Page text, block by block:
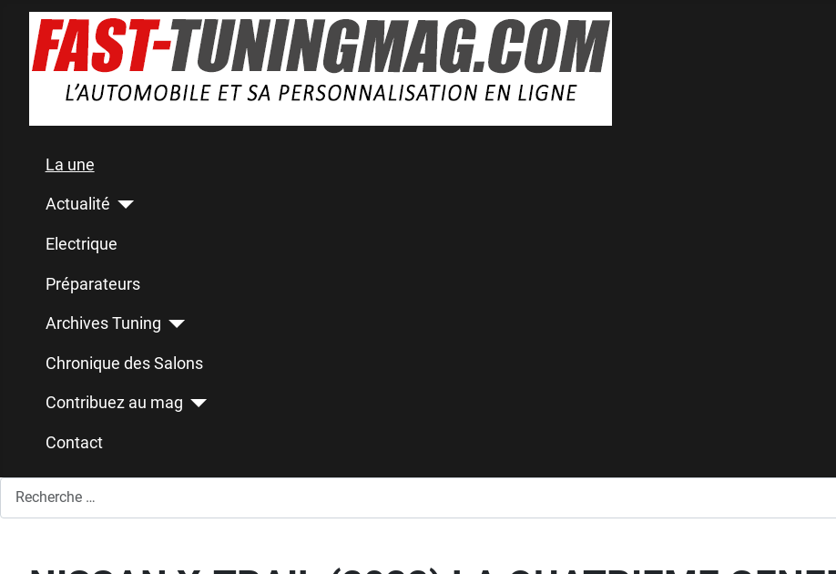
La une
Actualité
Electrique
Préparateurs
Archives Tuning
Chronique des Salons
Contribuez au mag
Contact